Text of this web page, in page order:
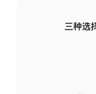
三种选